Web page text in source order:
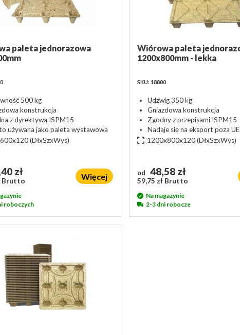
paleta jednorazowa
500 kg
konstrukcja
z dyrektywą ISPM15
używana jako paleta wystawowa
(DłxSzxWys)
zł
Brutto Więcej
roboczych
Wiórowa paleta
1200x800mm - lekka
SKU: 18800
Udźwig 350 kg
Gniazdowa konstrukcja
Zgodny z przepisami ISPM15
Nadaje się na eksport poza UE
1200x800x120(DłxSzxWys)
od 48,58 zł
59,75 zł Brutto
Na magazynie
2-3 dni robocze